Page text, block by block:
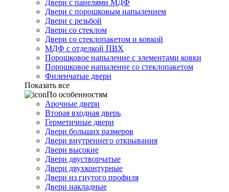
Двери с панелями МДФ
Двери с порошковым напылением
Двери с резьбой
Двери со стеклом
Двери со стеклопакетом и ковкой
МДФ с отделкой ПВХ
Порошковое напыление с элементами ковки
Порошковое напыление со стеклопакетом
Филенчатые двери
Показать все
По особенностям
Арочные двери
Вторая входная дверь
Герметичные двери
Двери больших размеров
Двери внутреннего открывания
Двери высокие
Двери двустворчатые
Двери двухконтурные
Двери из гнутого профиля
Двери накладные